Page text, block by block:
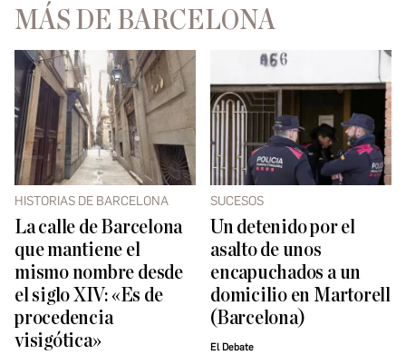
MÁS DE BARCELONA
HISTORIAS DE BARCELONA
La calle de Barcelona
que mantiene el
mismo nombre desde
el siglo XIV: «Es de
procedencia
visigótica»
SUCESOS
Un detenido por el
asalto de unos
encapuchados a un
domicilio en Martorell
(Barcelona)
El Debate